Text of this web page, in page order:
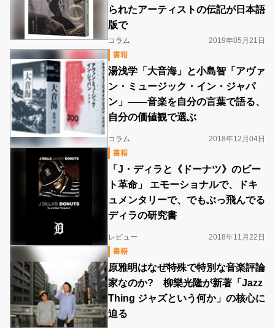
られたアーティストの伝記が日本語
版で
コラム
2019年05月21日
書籍
湯浅学「大音海」と小島智「アヴァ
ン・ミュージック・イン・ジャパ
ン」――音楽を自分の言葉で語る、
自分の価値観で選ぶ
コラム
2018年12月04日
書籍
「J・ディラと《ドーナツ》のビー
ト革命」 エモーショナルで、ドキ
ュメンタリーで、でもぶっ飛んでる
ディラの研究書
レビュー
2018年11月22日
書籍
原雅明はなぜ特殊で特別な音楽評論
家なのか? 柳樂光隆が新著「Jazz
Thing ジャズという何か」の核心に
迫る